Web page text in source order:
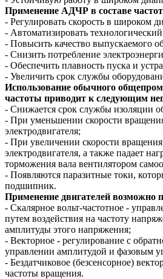
Применение АДЧР в составе
- Регулировать скорость в широком
- Автоматизировать
- Повысить качество выпускаемого
- Снизить потребление
- Обеспечить плавность пуска и
- Увеличить срок службы
Использование обычного
частоты приводит к следующим
- Снижается срок службы изоляции
- При уменьшении скорости
электродвигателя;
- При увеличении скорости
электродвигателя, а также падает
торможения вала вентилятором
- Появляются паразитные токи,
подшипник.
Применение двигателей возможно
- Скалярное вольт-частотное -
путем воздействия на частоту
амплитуды этого напряжения;
- Векторное - регулирование с
управлении амплитудой и фазовым
- Бездатчиковое (безсенсорное)
частоты вращения.